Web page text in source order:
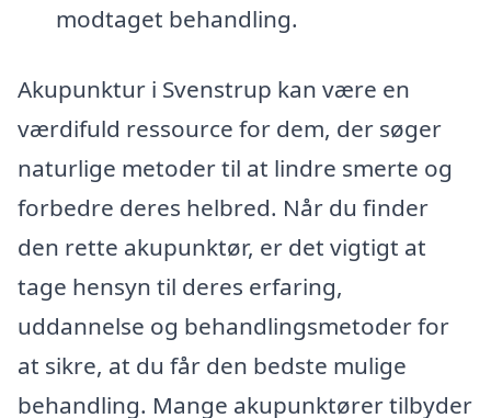
modtaget behandling.
Akupunktur i Svenstrup kan være en
værdifuld ressource for dem, der søger
naturlige metoder til at lindre smerte og
forbedre deres helbred. Når du finder
den rette akupunktør, er det vigtigt at
tage hensyn til deres erfaring,
uddannelse og behandlingsmetoder for
at sikre, at du får den bedste mulige
behandling. Mange akupunktører tilbyder